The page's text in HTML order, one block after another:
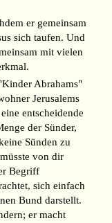
er gemeinsam
sich taufen. Und
mit vielen
Abrahams"
Jerusalems
entscheidende
der Sünder,
Sünden zu
von dir
Begriff
sich einfach
Bund darstellt.
er macht